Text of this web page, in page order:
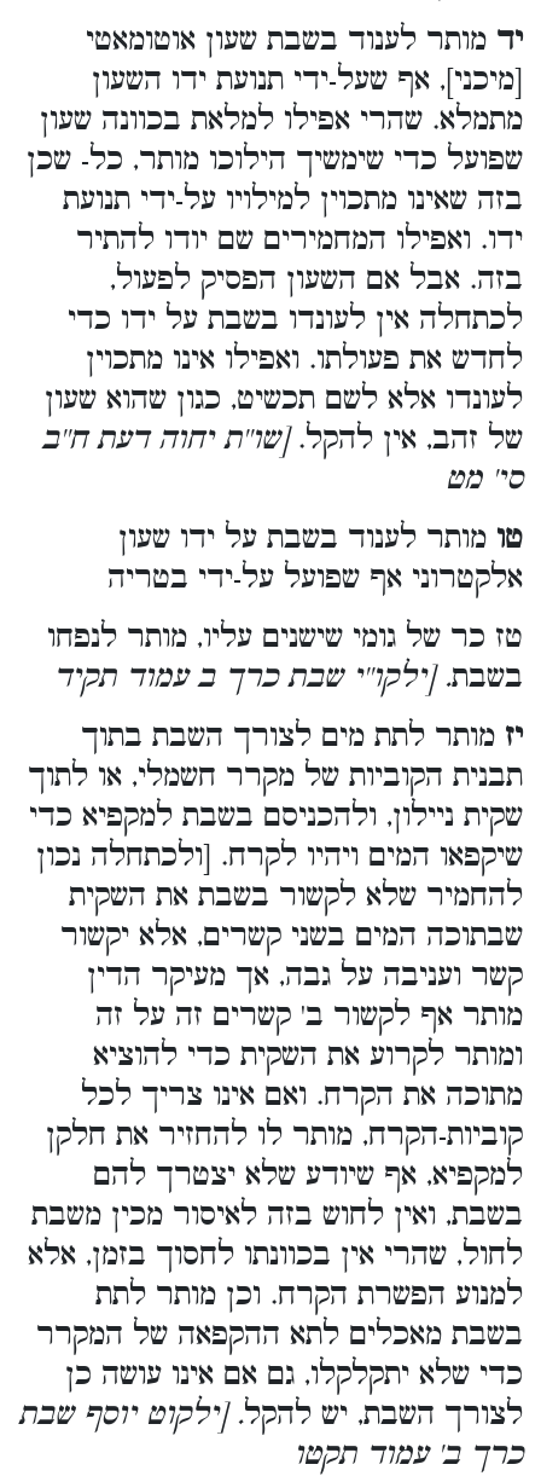
יד מותר לענוד בשבת שעון אוטומאטי
[מיכני], אף שעל-ידי תנועת ידו השעון
מתמלא. שהרי אפילו למלאת בכוונה שעון
שפועל כדי שימשיך הילוכו מותר, כל- שכן
בזה שאינו מתכוין למילויו על-ידי תנועת
ידו. ואפילו המחמירים שם יודו להתיר
בזה. אבל אם השעון הפסיק לפעול,
לכתחלה אין לעונדו בשבת על ידו כדי
לחדש את פעולתו. ואפילו אינו מתכוין
לעונדו אלא לשם תכשיט, כגון שהוא שעון
של זהב, אין להקל.[שו''ת יחוה דעת ח''ב
סי' מט
טו מותר לענוד בשבת על ידו שעון
אלקטרוני אף שפועל על-ידי בטריה
טז כר של גומי שישנים עליו, מותר לנפחו
בשבת. [ילקו''י שבת כרך ב עמוד תקיד
יז מותר לתת מים לצורך השבת בתוך
תבנית הקוביות של מקרר חשמלי, או לתוך
שקית ניילון, ולהכניסם בשבת למקפיא כדי
שיקפאו המים ויהיו לקרח. [ולכתחלה נכון
להחמיר שלא לקשור בשבת את השקית
שבתוכה המים בשני קשרים, אלא יקשור
קשר ועניבה על גבה, אך מעיקר הדין
מותר אף לקשור ב' קשרים זה על זה
ומותר לקרוע את השקית כדי להוציא
מתוכה את הקרח. ואם אינו צריך לכל
קוביות-הקרח, מותר לו להחזיר את חלקן
למקפיא, אף שיודע שלא יצטרך להם
בשבת, ואין לחוש בזה לאיסור מכין משבת
לחול, שהרי אין בכוונתו לחסוך בזמן, אלא
למנוע הפשרת הקרח. וכן מותר לתת
בשבת מאכלים לתא ההקפאה של המקרר
כדי שלא יתקלקלו, גם אם אינו עושה כן
לצורך השבת, יש להקל. [ילקוט יוסף שבת
כרך ב' עמוד תקטו